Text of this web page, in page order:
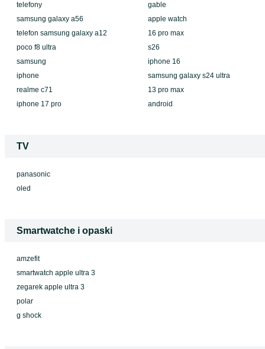
telefony
samsung galaxy a56
telefon samsung galaxy a12
poco f8 ultra
samsung
iphone
realme c71
iphone 17 pro
gable
apple watch
16 pro max
s26
iphone 16
samsung galaxy s24 ultra
13 pro max
android
TV
panasonic
oled
Smartwatche i opaski
amzefit
smartwatch apple ultra 3
zegarek apple ultra 3
polar
g shock